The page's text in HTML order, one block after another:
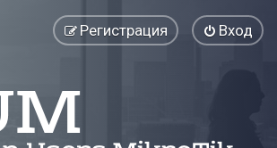
Вход
Регистрация